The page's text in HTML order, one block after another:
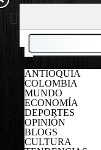
ANTIOQUIA
COLOMBIA
MUNDO
ECONOMÍA
DEPORTES
OPINIÓN
BLOGS
CULTURA